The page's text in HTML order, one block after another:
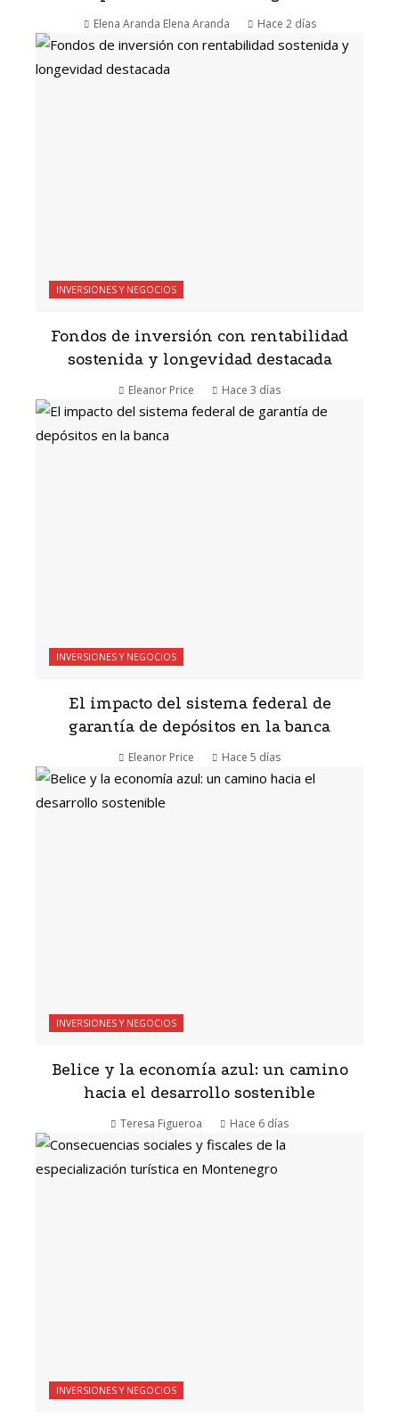
Elena Aranda Elena Aranda Hace 2 días
INVERSIONES Y NEGOCIOS
Fondos de inversión con rentabilidad
sostenida y longevidad destacada
Eleanor Price Hace 3 días
INVERSIONES Y NEGOCIOS
El impacto del sistema federal de
garantía de depósitos en la banca
Eleanor Price Hace 5 días
INVERSIONES Y NEGOCIOS
Belice y la economía azul: un camino
hacia el desarrollo sostenible
Teresa Figueroa Hace 6 días
INVERSIONES Y NEGOCIOS